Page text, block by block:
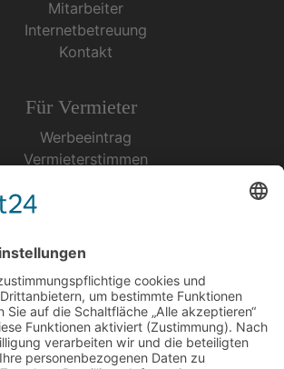
Mitarbeiter
Internetbetreuung
Kontakt
Für Vermieter
Werbeeintrag
Vermieterstimmen
Urlaubsservice
Bücher, Karten & CD's
Ihre Anreise
Wetter